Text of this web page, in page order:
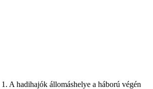
1. A hadihajók állomáshelye a háború végén